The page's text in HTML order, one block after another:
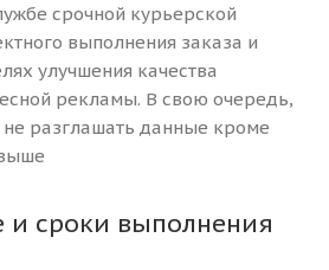
срочной курьерской
выполнения заказа и
улучшения качества
рекламы. В свою очередь,
не разглашать данные кроме
и сроки выполнения